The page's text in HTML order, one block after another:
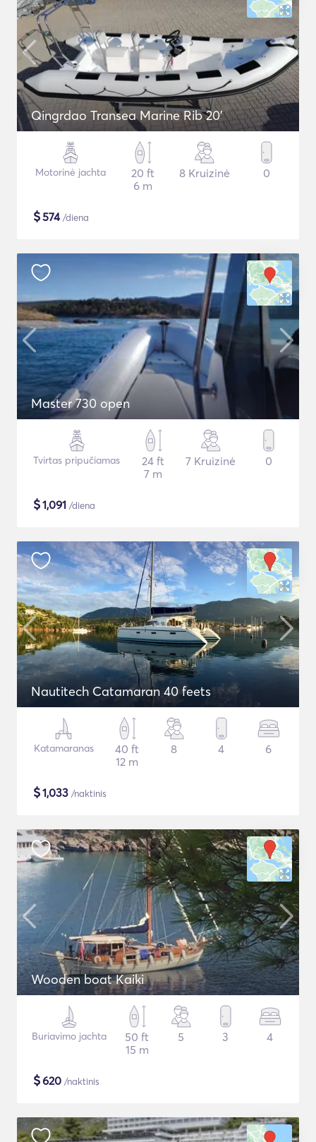
Qingrdao Transea Marine Rib 20'
Motorinė jachta
20 ft
6 m
8 Kruizinė 0
$574/diena
Master 730 open
Tvirtas pripučiamas
24 ft
7 m
7 Kruizinė 0
$1,091 /diena
Nautitech Catamaran 40 feets
Katamaranas
40 ft
12 m
8 4 6
$1,033 /naktinis
Wooden boat Kaiki
Buriavimo jachta
50 ft
15 m
5 3 4
$620 /naktinis